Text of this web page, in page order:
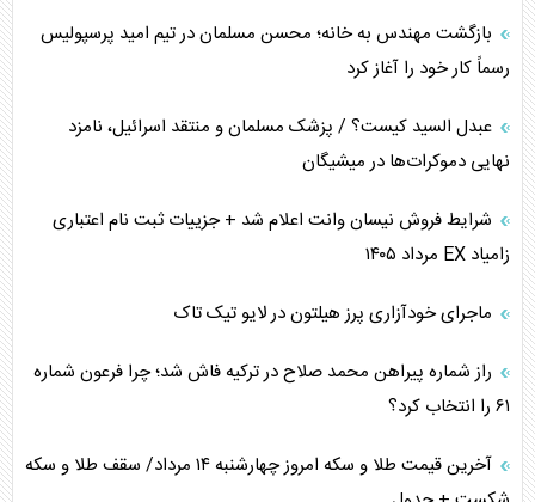
بازگشت مهندس به خانه؛ محسن مسلمان در تیم امید پرسپولیس
رسماً کار خود را آغاز کرد
عبدل السید کیست؟ / پزشک مسلمان و منتقد اسرائیل، نامزد
نهایی دموکرات‌ها در میشیگان
شرایط فروش نیسان وانت اعلام شد + جزییات ثبت نام اعتباری
زامیاد EX مرداد ۱۴۰۵
ماجرای خودآزاری پرز هیلتون در لایو تیک تاک
راز شماره پیراهن محمد صلاح در ترکیه فاش شد؛ چرا فرعون شماره
۶۱ را انتخاب کرد؟
آخرین قیمت طلا و سکه امروز چهارشنبه ۱۴ مرداد/ سقف طلا و سکه